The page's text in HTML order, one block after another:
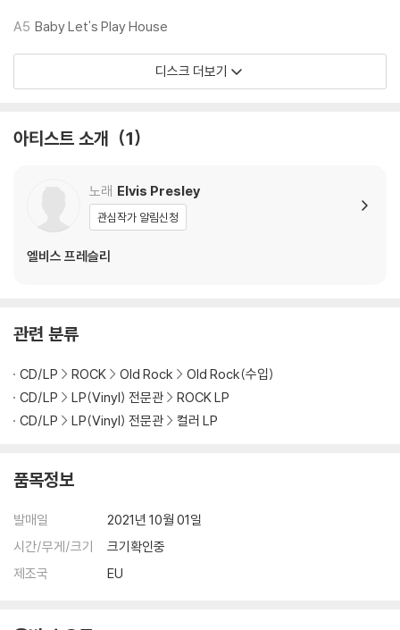
※ 재생 불량
1) 침압 조절 기능이 없는 턴테이블을 사용하시는 경우, (주로 올인원 형태
기기 문제로 인해 발생하는 재생 불량 현상에 대해서는 반품/교환이 불가
2) 디스크는 정전기와 먼지로 인해 재생이 원활하지 않은 경우가 있습니
다. 전용 제품으로 이를 제거하면 대부분 해결됩니다.
3) 바늘에 먼지가 쌓이는 경우에도 재생이 원활하지 않을 수 있습니다.
※ 디스크 외관 불량
재생이 불안정한 경우 스태빌라이저를 사용하시면 좀 더 안정적인 재생이
2) 재생 음역의 왜곡을 최소화 하고 반복 재생시에도 최대한 일관되게 유
지되도록 디스크 센터 홀 구경이 작게 제작되는 경우가 있습니다. 턴테이
블 스핀들에 맞지 않는 경우에는 전용 제품 등을 이용하여 센터 홀을 조정
가 있으며, 이는 상품의 불량이 아닙니다. 단, 재생에 이상이 있는 경우에는
※ 컬러 디스크
아래에 해당하는 경우는 불량이 아니므로 개봉 후 반품/교환이 불가합니
A5 Baby Let's Play House
디스크 더보기
아티스트 소개 1
노래 Elvis Presley
관심작가 알림신청
엘비스 프레슬리
관련 분류
CD/LP ROCK Old Rock
Old Rock(수입)
CD/LP
LP(Vinyl) 전문관
ROCK LP
CD/LP
LP(Vinyl) 전문관 컬러 LP
품목정보
발매일
2021년 10월 01일
시간/무게/크기
크기확인중
제조국
EU